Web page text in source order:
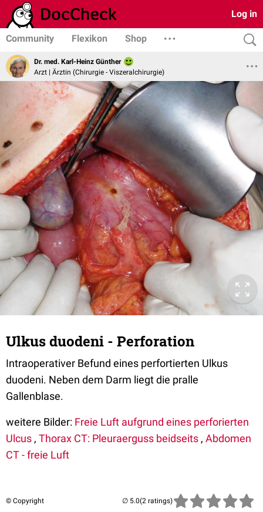
Log in
Community Flexikon Shop
Dr. med. Karl-Heinz Günther
Arzt | Ärztin (Chirurgie - Viszeralchirurgie)
Ulkus duodeni - Perforation
Intraoperativer Befund eines perfortierten Ulkus
duodeni. Neben dem Darm liegt die pralle
Gallenblase.
weitere Bilder: Freie Luft aufgrund eines perforierten
Ulcus , Thorax CT: Pleuraerguss beidseits , Abdomen
CT - freie Luft
© Copyright (2 ratings)